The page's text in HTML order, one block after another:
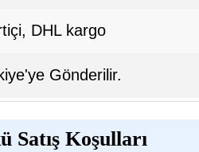
DHL kargo
Gönderilir.
Satış Koşulları